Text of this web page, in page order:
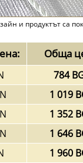
и продуктът са
Обща
784
1 019
1 352
1 646
1 960